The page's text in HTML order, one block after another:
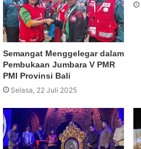
Semangat Menggelegar dalam
Pembukaan Jumbara V PMR
PMI Provinsi Bali
Selasa, 22 Juli 2025